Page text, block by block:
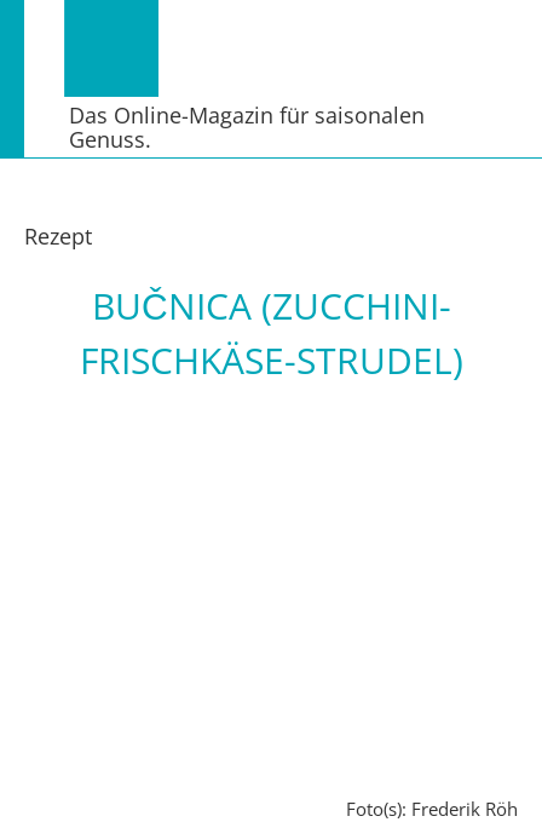
Das Online-Magazin für saisonalen
Genuss.
Rezept
BUČNICA (ZUCCHINI-
FRISCHKÄSE-STRUDEL)
Foto(s): Frederik Röh